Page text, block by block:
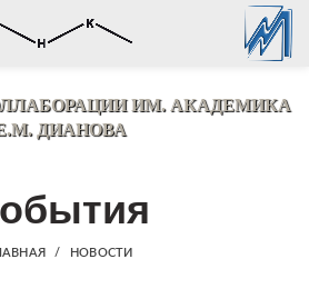
ИМ. АКАДЕМИКА
ДИАНОВА
НОВОСТИ